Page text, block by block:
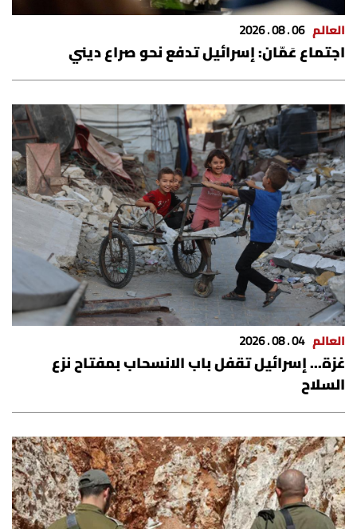
العالم 06 . 08 . 2026
اجتماع عَمّان: إسرائيل تدفع نحو صراع ديني
العالم 04 . 08 . 2026
غزة... إسرائيل تقفل باب الانسحاب بمفتاح نزع
السلاح